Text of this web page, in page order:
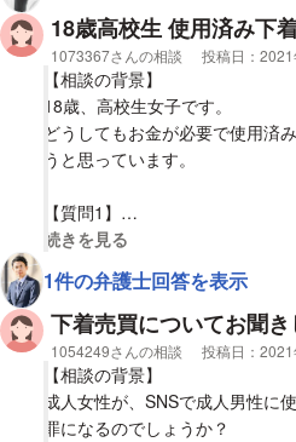
18歳高校生 使用済み下
相談者
1073367さんの相談 投稿日： 2021
【相談の背景】
18歳、高校生女子です。
どうしてもお金が必要で使用済
うと思っています。
【質問1】
私は18歳以上なので問題ないと
になったりするのでしょうか。
【質問2】
警察の指導や、通っている高校
内容が連絡されることはあるの
視覚的に省略された相談全文の
続きを見る
1件の弁護士回答を表示
下着売買についてお聞き
相談者
1054249さんの相談 投稿日： 2021
【相談の背景】
成人女性が、SNSで成人男性に
罪になるのでしょうか？